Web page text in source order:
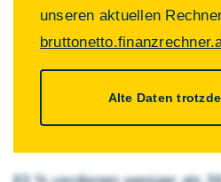
unseren aktuellen
Alte Daten